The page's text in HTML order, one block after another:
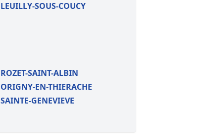
LEUILLY-SOUS-COUCY
ROZET-SAINT-ALBIN
ORIGNY-EN-THIERACHE
SAINTE-GENEVIEVE